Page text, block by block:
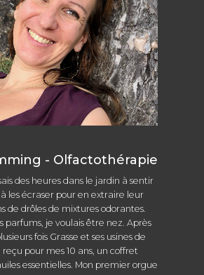
- Olfactothérapie
des heures dans le jardin à sentir
à les écraser pour en extraire leur
de drôles de mixtures odorantes.
parfums, je voulais être nez. Après
fois Grasse et ses usines de
pour mes 10 ans, un coffret
essentielles. Mon premier orgue